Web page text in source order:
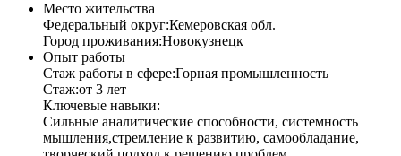
Место жительства
Федеральный округ:Кемеровская обл.
Город проживания:Новокузнецк
Опыт работы
Стаж работы в сфере:Горная промышленность
Стаж:от 3 лет
Ключевые навыки:
Сильные аналитические способности, системность
мышления,стремление к развитию, самообладание,